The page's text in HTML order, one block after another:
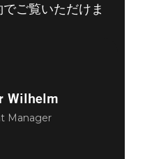
ご覧いただけま
Wilhelm
Manager